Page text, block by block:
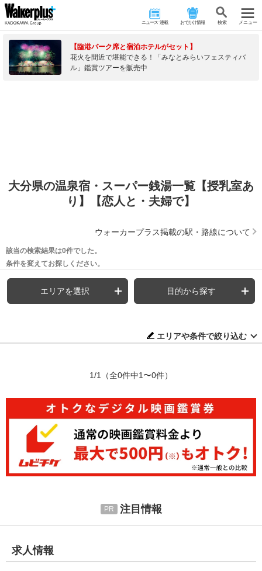
ニュース･連載 おでかけ情報 検 索 メニュー
【臨港パーク席と宿泊ホテルがセット】
花火を間近で堪能できる！「みなとみらいフェスティバ
ル」鑑賞ツアーを販売中
大分県の温泉宿・スーパー銭湯一覧【授乳室あ
り】【恋人と・夫婦で】
ウォーカープラス掲載の駅・路線について
該当の検索結果は0件でした。
条件を変えてお探しください。
エリアを選択 目的から探す
エリアや条件で絞り込む
1/1 （全0件中1〜0件）
注目情報
求人情報